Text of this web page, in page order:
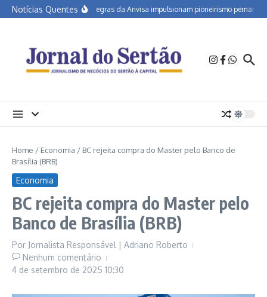
Ir para o conteúdo
Notícias QuentesNovas regras da Anvisa impulsionam pioneirismo
Home / Economia / BC rejeita compra do Master pelo Banco de
Brasília (BRB)
Economia
BC rejeita compra do Master pelo
Banco de Brasília (BRB)
Por Jornalista Responsável | Adriano Roberto
Nenhum comentário
4 de setembro de 2025 10:30